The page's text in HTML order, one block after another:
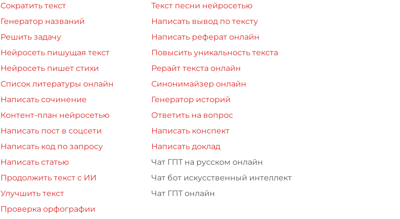
Сократить текст
Генератор названий
Решить задачу
Нейросеть пишущая текст
Нейросеть пишет стихи
Список литературы онлайн
Написать сочинение
Контент-план нейросетью
Написать пост в соцсети
Написать код по запросу
Написать статью
Продолжить текст с ИИ
Улучшить текст
Проверка орфографии
Текст песни нейросетью
Написать вывод по тексту
Написать реферат онлайн
Повысить уникальность текста
Рерайт текста онлайн
Синонимайзер онлайн
Генератор историй
Ответить на вопрос
Написать конспект
Написать доклад
Чат ГПТ на русском онлайн
Чат бот искусственный интеллект
Чат ГПТ онлайн